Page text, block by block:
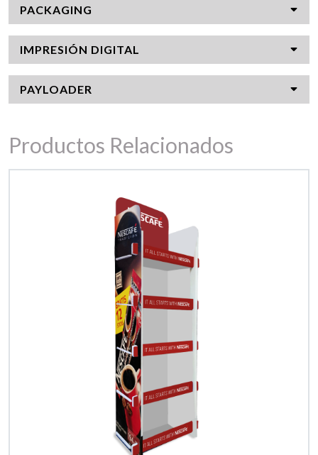
PACKAGING
IMPRESIÓN DIGITAL
PAYLOADER
Productos Relacionados